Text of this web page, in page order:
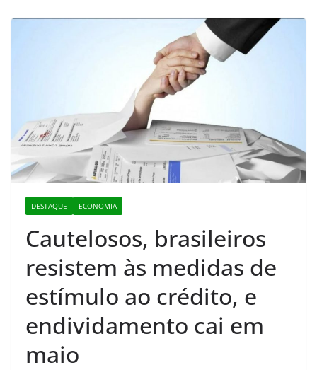
DESTAQUE ECONOMIA
Cautelosos, brasileiros
resistem às medidas de
estímulo ao crédito, e
endividamento cai em
maio